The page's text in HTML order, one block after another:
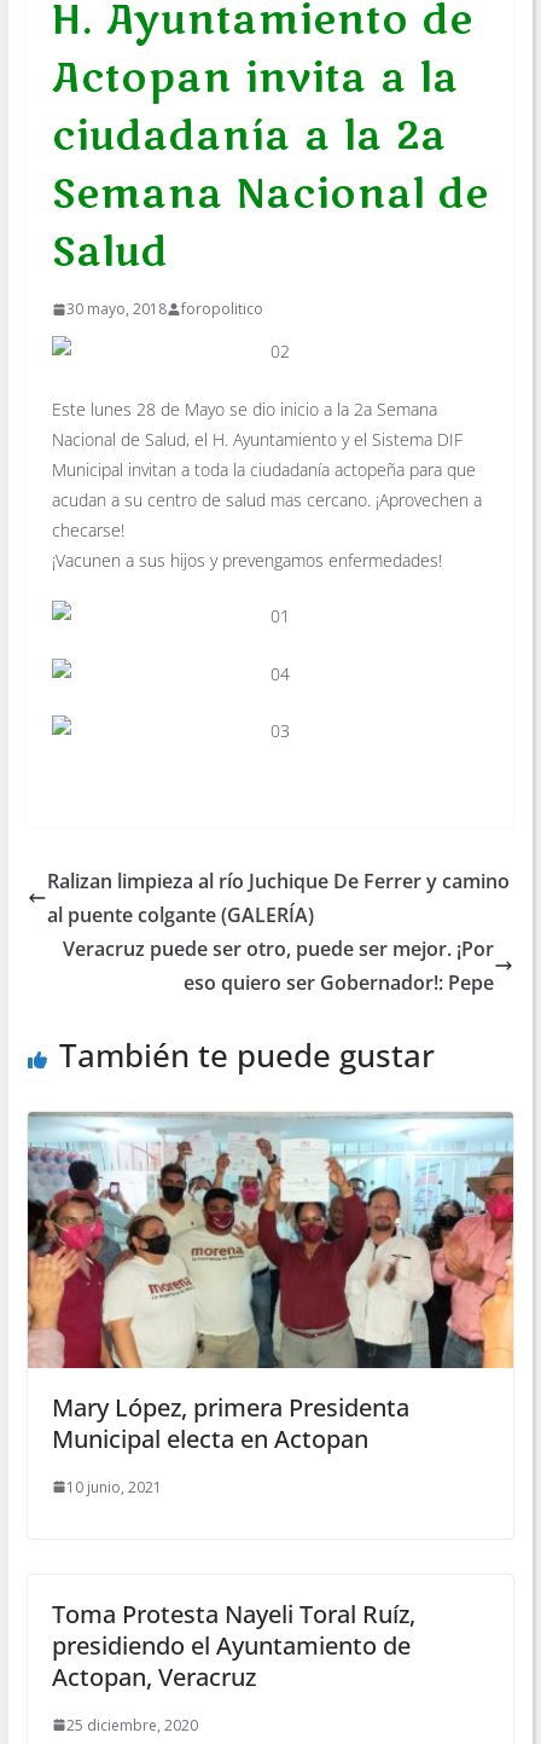
H. Ayuntamiento de
Actopan invita a la
ciudadanía a la 2a
Semana Nacional de
Salud
30 mayo, 2018 foropolitico
Este lunes 28 de Mayo se dio inicio a la 2a Semana
Nacional de Salud, el H. Ayuntamiento y el Sistema DIF
Municipal invitan a toda la ciudadanía actopeña para que
acudan a su centro de salud mas cercano. ¡Aprovechen a
checarse!
¡Vacunen a sus hijos y prevengamos enfermedades!
Ralizan limpieza al río Juchique De Ferrer y camino
al puente colgante (GALERÍA)
Veracruz puede ser otro, puede ser mejor. ¡Por
eso quiero ser Gobernador!: Pepe
También te puede gustar
Mary López, primera Presidenta
Municipal electa en Actopan
10 junio, 2021
Toma Protesta Nayeli Toral Ruíz,
presidiendo el Ayuntamiento de
Actopan, Veracruz
25 diciembre, 2020